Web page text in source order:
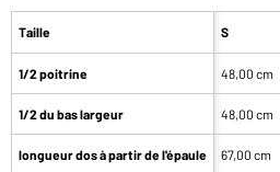
Taille
1/2 poitrine
1/2 du bas largeur
longueur dos à partir de l'épaule
S
48,00 cm
48,00 cm
67,00 cm